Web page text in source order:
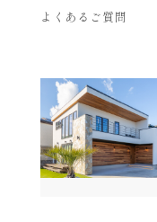
よくあるご質問